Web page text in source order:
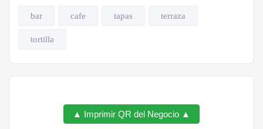
bar cafe tapas terraza
tortilla
▲ Imprimir QR del Negocio ▲